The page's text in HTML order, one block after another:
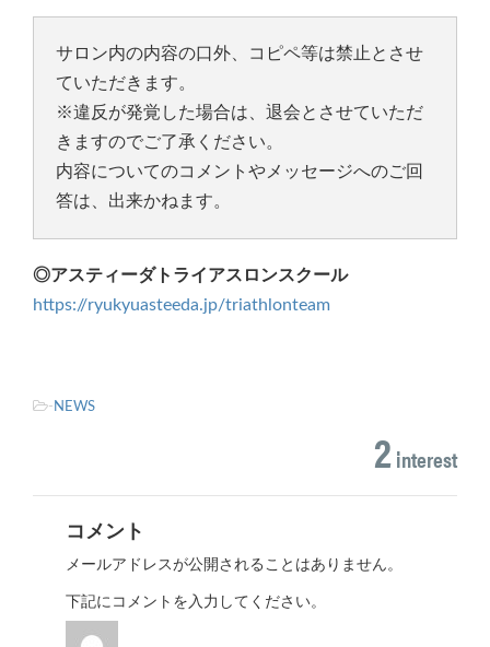
サロン内の内容の口外、コピペ等は禁止とさせ
ていただきます。
※違反が発覚した場合は、退会とさせていただ
きますのでご了承ください。
内容についてのコメントやメッセージへのご回
答は、出来かねます。
◎アスティーダトライアスロンスクール
https://ryukyuasteeda.jp/triathlonteam
- NEWS
2interest
コメント
メールアドレスが公開されることはありません。
下記にコメントを入力してください。